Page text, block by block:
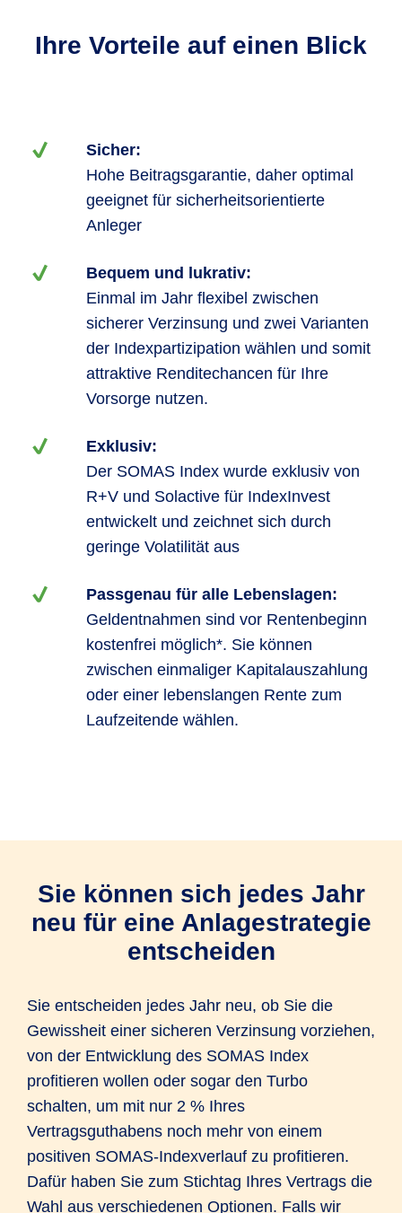
Ihre Vorteile auf einen Blick
Sicher:
Hohe Beitragsgarantie, daher optimal
geeignet für sicherheitsorientierte
Anleger
Bequem und lukrativ:
Einmal im Jahr flexibel zwischen
sicherer Verzinsung und zwei Varianten
der Indexpartizipation wählen und somit
attraktive Renditechancen für Ihre
Vorsorge nutzen.
Exklusiv:
Der SOMAS Index wurde exklusiv von
R+V und Solactive für IndexInvest
entwickelt und zeichnet sich durch
geringe Volatilität aus
Passgenau für alle Lebenslagen:
Geldentnahmen sind vor Rentenbeginn
kostenfrei möglich*. Sie können
zwischen einmaliger Kapitalauszahlung
oder einer lebenslangen Rente zum
Laufzeitende wählen.
Sie können sich jedes Jahr
neu für eine Anlagestrategie
entscheiden
Sie entscheiden jedes Jahr neu, ob Sie die
Gewissheit einer sicheren Verzinsung vorziehen,
von der Entwicklung des SOMAS Index
profitieren wollen oder sogar den Turbo
schalten, um mit nur 2 % Ihres
Vertragsguthabens noch mehr von einem
positiven SOMAS-Indexverlauf zu profitieren.
Dafür haben Sie zum Stichtag Ihres Vertrags die
Wahl aus verschiedenen Optionen. Falls wir